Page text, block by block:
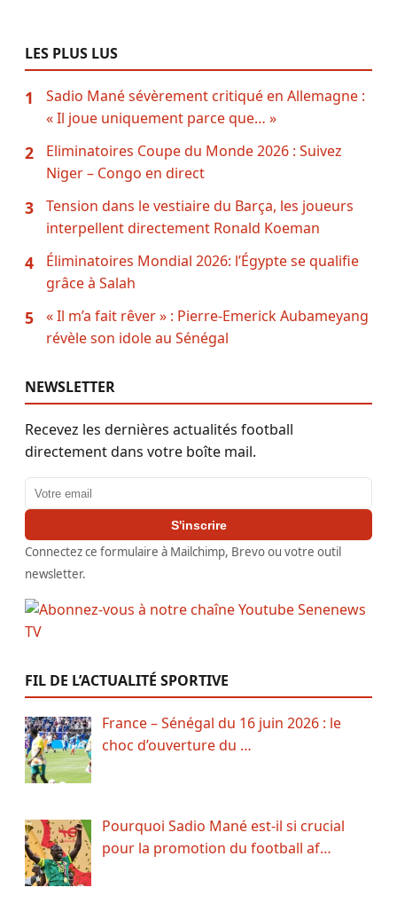
LES PLUS LUS
1
Sadio Mané sévèrement critiqué en Allemagne :
« Il joue uniquement parce que… »
2
Eliminatoires Coupe du Monde 2026 : Suivez
Niger – Congo en direct
3
Tension dans le vestiaire du Barça, les joueurs
interpellent directement Ronald Koeman
4
Éliminatoires Mondial 2026: l’Égypte se qualifie
grâce à Salah
5
« Il m’a fait rêver » : Pierre-Emerick Aubameyang
révèle son idole au Sénégal
NEWSLETTER
Recevez les dernières actualités football
directement dans votre boîte mail.
Adresse email
S'inscrire
Connectez ce formulaire à Mailchimp, Brevo ou votre outil
newsletter.
FIL DE L’ACTUALITÉ SPORTIVE
France – Sénégal du 16 juin 2026 : le
choc d’ouverture du …
Pourquoi Sadio Mané est-il si crucial
pour la promotion du football af…